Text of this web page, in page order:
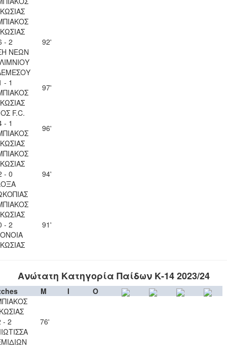
- 2
ΝΕΩΝ
92'
- 1
97'
F.C.
- 1
96'
- 0
94'
- 2
91'
Ανώτατη Κατηγορία Παίδων Κ-14 2023/24
M I
O
- 2
76'